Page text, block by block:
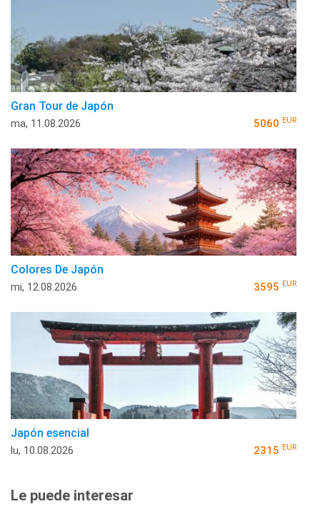
Gran Tour de Japón
ma, 11.08.2026 5060 EUR
Colores De Japón
mi, 12.08.2026 3595 EUR
Japón esencial
lu, 10.08.2026 2315 EUR
Le puede interesar